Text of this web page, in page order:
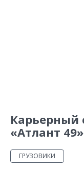
Карьерный
«Атлант
ГРУЗОВИКИ